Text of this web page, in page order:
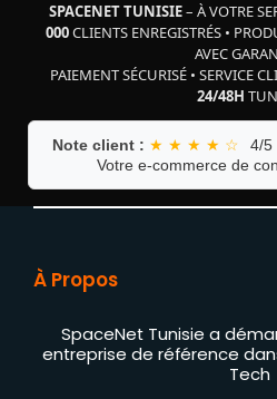
SPACENET TUNISIE– À VOTRE
000CLIENTS ENREGISTRÉS•
AVEC
PAIEMENT SÉCURISÉ • SERVICE
24/48H
Note client : ★ ★ ★ ★ ☆
4/5
Votre e-commerce de
À Propos
SpaceNet Tunisie a
entreprise de référence
Tech